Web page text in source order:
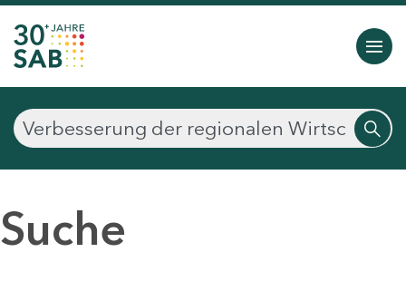
Suche